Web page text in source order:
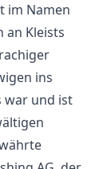
im Namen
an Kleists
ins
war und ist